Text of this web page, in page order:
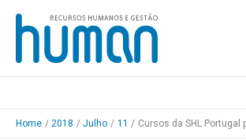
Skip
content
Home 2018 Julho 11 Cursos da SHL Portugal